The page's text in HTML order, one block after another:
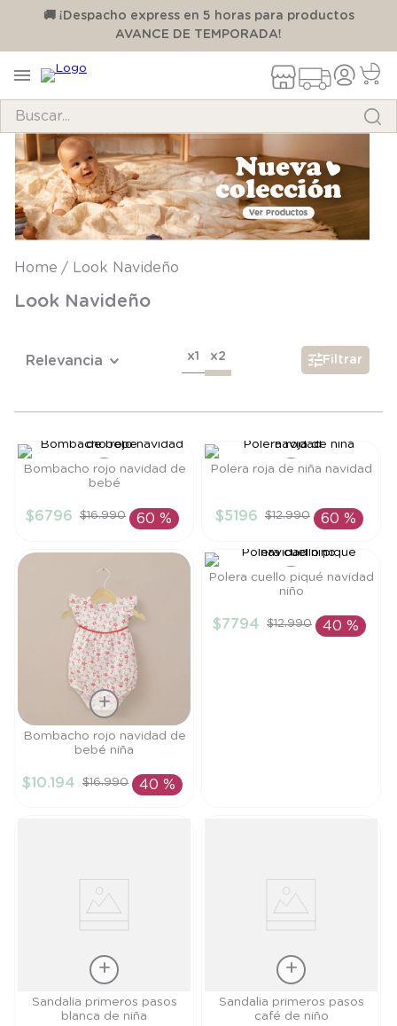
🚚 ¡Despacho express en 5 horas para productos
AVANCE DE TEMPORADA!
Look Navideño
Look Navideño
Relevancia x1 x2 Filtrar
CARRITO
Bombacho rojo navidad de
bebé
$6796 $16.990 60 %
AÑADIR AL
CARRITO
Polera roja de niña navidad
$5196 $12.990 60 %
Talla
AÑADIR AL
Bombacho rojo navidad de
bebé niña
$10.194 $16.990 40 %
Polera cuello piqué navidad
niño
$7794 $12.990 40 %
Talla
Sandalia primeros pasos
blanca de niña
Talla
Sandalia primeros pasos
café de niño
TÉRMINOS MÁS BUSCADOS
1.
pijama
2.
calcetines
zapatillas
6
8.
saco
.
saco dormir
10 . accesorios